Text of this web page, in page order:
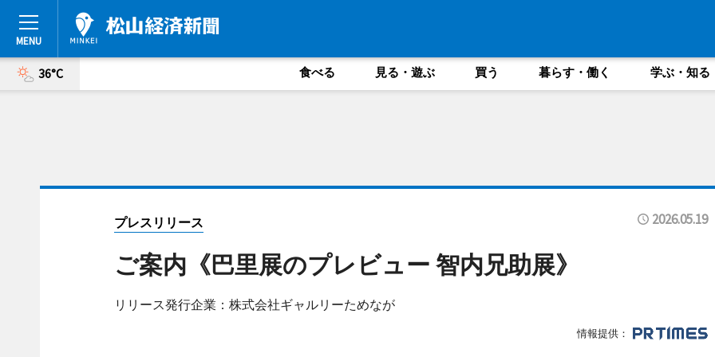
36°C 食べる 見る・遊ぶ 買う 暮らす・働く 学ぶ・知る
プレスリリース 2026.05.19
ご案内《巴里展のプレビュー 智内兄助展》
リリース発行企業：株式会社ギャルリーためなが
情報提供：